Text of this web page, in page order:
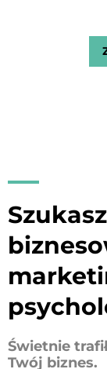
Świetnie
Twój biznes.